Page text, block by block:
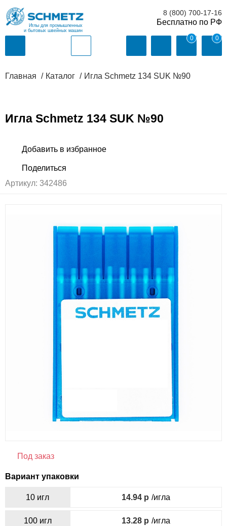
Иглы для промышленных
и бытовых швейных машин
8 (800) 700-17-16
0 0
Главная Каталог Игла Schmetz 134 SUK №90
Игла Schmetz 134 SUK №90
Артикул: 342486
Под заказ
Вариант упаковки
10 игл 14.94 /игла
100 игл 13.28 /игла